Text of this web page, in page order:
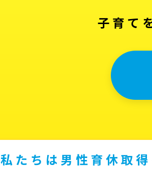
子育て
私たちは男性育休取